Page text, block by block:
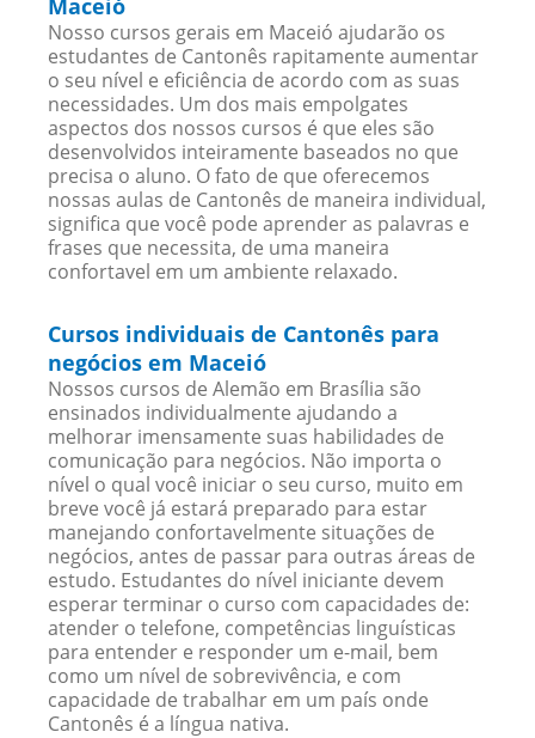
Maceió
Nosso cursos gerais em Maceió ajudarão os
estudantes de Cantonês rapitamente aumentar
o seu nível e eficiência de acordo com as suas
necessidades. Um dos mais empolgates
aspectos dos nossos cursos é que eles são
desenvolvidos inteiramente baseados no que
precisa o aluno. O fato de que oferecemos
nossas aulas de Cantonês de maneira individual,
significa que você pode aprender as palavras e
frases que necessita, de uma maneira
confortavel em um ambiente relaxado.
Cursos individuais de Cantonês para
negócios em Maceió
Nossos cursos de Alemão em Brasília são
ensinados individualmente ajudando a
melhorar imensamente suas habilidades de
comunicação para negócios. Não importa o
nível o qual você iniciar o seu curso, muito em
breve você já estará preparado para estar
manejando confortavelmente situações de
negócios, antes de passar para outras áreas de
estudo. Estudantes do nível iniciante devem
esperar terminar o curso com capacidades de:
atender o telefone, competências linguísticas
para entender e responder um e-mail, bem
como um nível de sobrevivência, e com
capacidade de trabalhar em um país onde
Cantonês é a língua nativa.